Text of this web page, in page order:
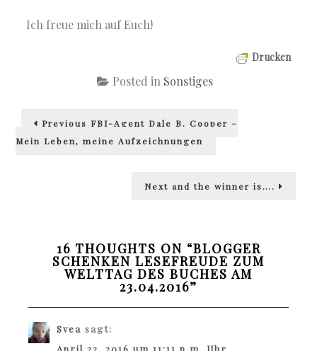
Ich freue mich auf Euch!
Drucken
Posted in Sonstiges
Beitragsnavigation
Previous Previous
FBI-Agent Dale B. Cooper –
Mein Leben, meine Aufzeichnungen
Next
Next
and the winner is….
16 THOUGHTS ON “BLOGGER
SCHENKEN LESEFREUDE ZUM
WELTTAG DES BUCHES AM
23.04.2016”
Svea sagt:
April 22, 2016 um 11:11 p.m. Uhr